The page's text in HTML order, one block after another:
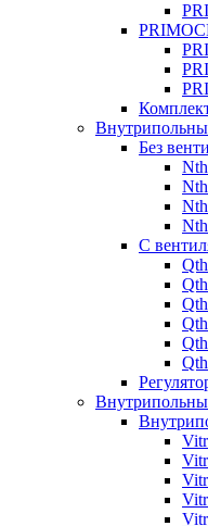
Без
С